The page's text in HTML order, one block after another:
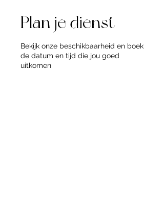
Plan je dienst
Bekijk onze beschikbaarheid en boek
de datum en tijd die jou goed
uitkomen